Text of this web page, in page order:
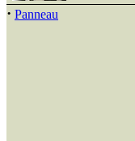
· Panneau